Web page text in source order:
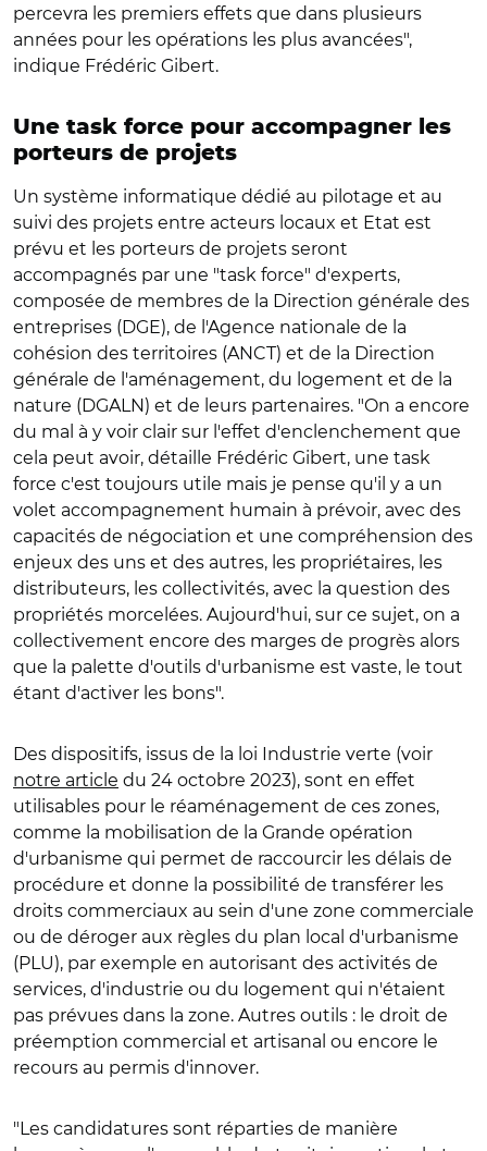
percevra les premiers effets que dans plusieurs
années pour les opérations les plus avancées",
indique Frédéric Gibert.
Une task force pour accompagner les
porteurs de projets
Un système informatique dédié au pilotage et au
suivi des projets entre acteurs locaux et Etat est
prévu et les porteurs de projets seront
accompagnés par une "task force" d'experts,
composée de membres de la Direction générale des
entreprises (DGE), de l'Agence nationale de la
cohésion des territoires (ANCT) et de la Direction
générale de l'aménagement, du logement et de la
nature (DGALN) et de leurs partenaires. "On a encore
du mal à y voir clair sur l'effet d'enclenchement que
cela peut avoir, détaille Frédéric Gibert, une task
force c'est toujours utile mais je pense qu'il y a un
volet accompagnement humain à prévoir, avec des
capacités de négociation et une compréhension des
enjeux des uns et des autres, les propriétaires, les
distributeurs, les collectivités, avec la question des
propriétés morcelées. Aujourd'hui, sur ce sujet, on a
collectivement encore des marges de progrès alors
que la palette d'outils d'urbanisme est vaste, le tout
étant d'activer les bons".
Des dispositifs, issus de la loi Industrie verte (voir
notre article du 24 octobre 2023), sont en effet
utilisables pour le réaménagement de ces zones,
comme la mobilisation de la Grande opération
d'urbanisme qui permet de raccourcir les délais de
procédure et donne la possibilité de transférer les
droits commerciaux au sein d'une zone commerciale
ou de déroger aux règles du plan local d'urbanisme
(PLU), par exemple en autorisant des activités de
services, d'industrie ou du logement qui n'étaient
pas prévues dans la zone. Autres outils : le droit de
préemption commercial et artisanal ou encore le
recours au permis d'innover.
"Les candidatures sont réparties de manière